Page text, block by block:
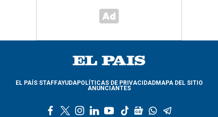
EL PAÍS STAFFAYUDAPOLÍTICAS DE PRIVACIDADMAPA DEL SITIO
ANUNCIANTES
l
y
t
g
w